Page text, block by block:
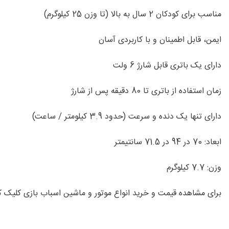
مناسب برای کودکان 2 سال به بالا (تا وزن 25 کیلوگرم)
ایمن، قابل اطمینان و با کاربردی آسان
دارای یک باتری قابل شارژ 6 ولت
زمان استفاده از باتری تا 80 دقیقه پس از شارژ
دارای تنها یک دنده و سرعت (حدود 3.9 کیلومتر / ساعت)
ابعاد: 70 در 94 در 71.5 سانتیمتر
وزن: 7.7 کیلوگرم
برای مشاهده قیمت و خرید انواع موتور وماشین اسباب بازیکلیک